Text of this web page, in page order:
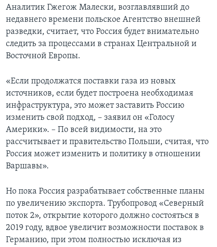
Аналитик Гжегож Малески, возглавлявший до
недавнего времени польское Агентство внешней
разведки, считает, что Россия будет внимательно
следить за процессами в странах Центральной и
Восточной Европы.
«Если продолжатся поставки газа из новых
источников, если будет построена необходимая
инфраструктура, это может заставить Россию
изменить свой подход, – заявил он «Голосу
Америки». – По всей видимости, на это
рассчитывает и правительство Польши, считая, что
Россия может изменить и политику в отношении
Варшавы».
Но пока Россия разрабатывает собственные планы
по увеличению экспорта. Трубопровод «Северный
поток 2», открытие которого должно состояться в
2019 году, вдвое увеличит возможности поставок в
Германию, при этом полностью исключая из